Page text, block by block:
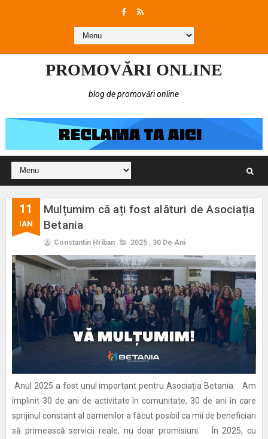
PROMOVĂRI ONLINE
blog de promovări online
11
IAN
Mulțumim că ați fost alături de Asociația
Betania
Constantin Hriban 2025 , 30 De Ani
Anul 2025 a fost unul important pentru Asociația Betania. Am
împlinit 30 de ani de activitate în comunitate, 30 de ani în care
sprijinul constant al oamenilor a făcut posibil ca mii de beneficiari
să primească servicii reale, nu doar promisiuni. În 2025, cu